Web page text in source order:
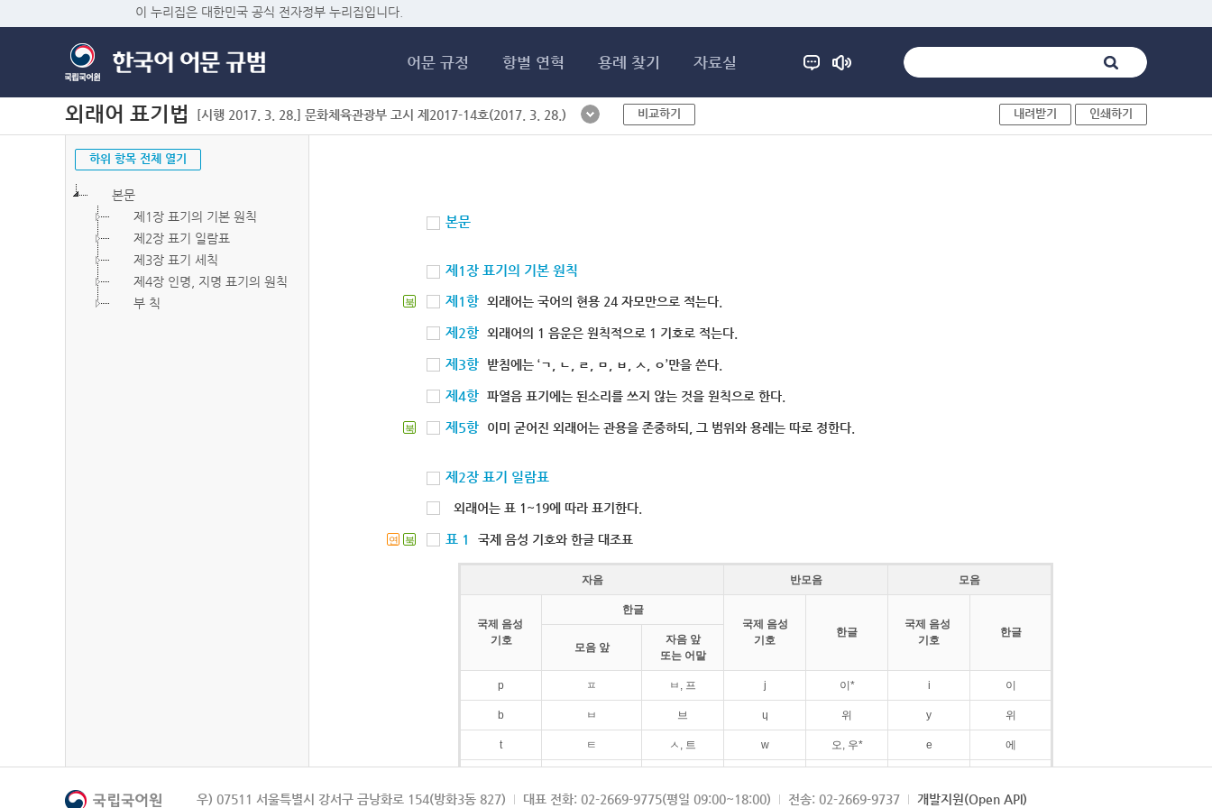
이 누리집은 대한민국 공식 전자정부 누리집입니다.
어문 규정 항별 연혁 용례 찾기 자료실
외래어 표기법 [시행 2017. 3. 28.] 문화체육관광부 고시 제2017-14호(2017. 3. 28.) 비교하기 내려받기 인쇄하기
하위 항목 전체 열기
본문
제1장 표기의 기본 원칙
제2장 표기 일람표
제3장 표기 세칙
제4장 인명, 지명 표기의 원칙
부 칙
본문
제1장 표기의 기본 원칙
북 제1항 외래어는 국어의 현용 24 자모만으로 적는다.
제2항 외래어의 1 음운은 원칙적으로 1 기호로 적는다.
제3항 받침에는 ‘ㄱ, ㄴ, ㄹ, ㅁ, ㅂ, ㅅ, ㅇ’만을 쓴다.
제4항 파열음 표기에는 된소리를 쓰지 않는 것을 원칙으로 한다.
북 제5항 이미 굳어진 외래어는 관용을 존중하되, 그 범위와 용례는 따로 정한다.
제2장 표기 일람표
외래어는 표 1~19에 따라 표기한다.
연 북 표 1 국제 음성 기호와 한글 대조표
자음 반모음 모음
국제 음성
기호
한글
국제 음성
기호
한글
국제 음성
기호
한글
모음 앞
자음 앞
또는 어말
p ㅍ ㅂ, 프 j 이* i 이
b ㅂ 브 ɥ 위 y 위
t ㅌ ㅅ, 트 w 오, 우* e 에
k ㅋ ㄱ, 크 ɛ 에
우) 07511 서울특별시 강서구 금낭화로 154(방화3동 827) 대표 전화: 02-2669-9775(평일 09:00~18:00) 전송: 02-2669-9737 개발지원(Open API)